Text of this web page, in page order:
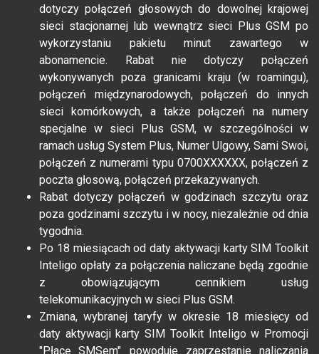
dotyczy połączeń głosowych do dowolnej krajowej
sieci stacjonarnej lub wewnątrz sieci Plus GSM po
wykorzystaniu pakietu minut zawartego w
abonamencie. Rabat nie dotyczy połączeń
wykonywanych poza granicami kraju (w roamingu),
połączeń międzynarodowych, połączeń do innych
sieci komórkowych, a także połączeń na numery
specjalne w sieci Plus GSM, w szczególności w
ramach usług System Plus, Numer Ulgowy, Sami Swoi,
połączeń z numerami typu 0700XXXXXX, połączeń z
poczta głosową, połączeń przekazywanych.
Rabat dotyczy połączeń w godzinach szczytu oraz
poza godzinami szczytu i w nocy, niezależnie od dnia
tygodnia.
Po 18 miesiącach od daty aktywacji karty SIM Toolkit
Inteligo opłaty za połączenia naliczane będą zgodnie
z obowiązującym cennikiem usług
telekomunikacyjnych w sieci Plus GSM.
Zmiana, wybranej taryfy w okresie 18 miesięcy od
daty aktywacji karty SIM Toolkit Inteligo w Promocji
"Płacę SMSem" powoduje zaprzestanie naliczania